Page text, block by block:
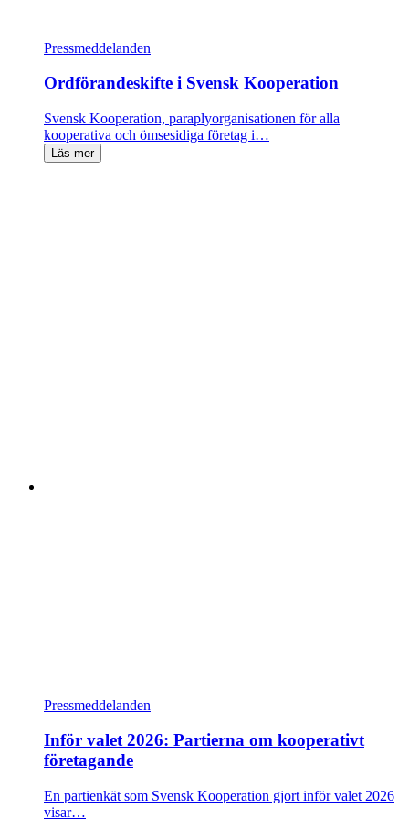
Pressmeddelanden
Ordförandeskifte i Svensk Kooperation
Svensk Kooperation, paraplyorganisationen för alla
kooperativa och ömsesidiga företag i…
Läs mer
Pressmeddelanden
Inför valet 2026: Partierna om kooperativt
företagande
En partienkät som Svensk Kooperation gjort inför valet 2026
visar…